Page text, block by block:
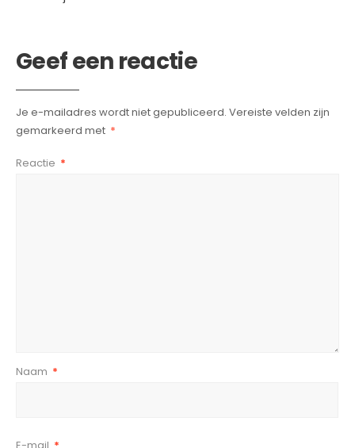
Geef een reactie
Je e-mailadres wordt niet gepubliceerd. Vereiste velden zijn
gemarkeerd met *
Reactie *
Naam *
E-mail *